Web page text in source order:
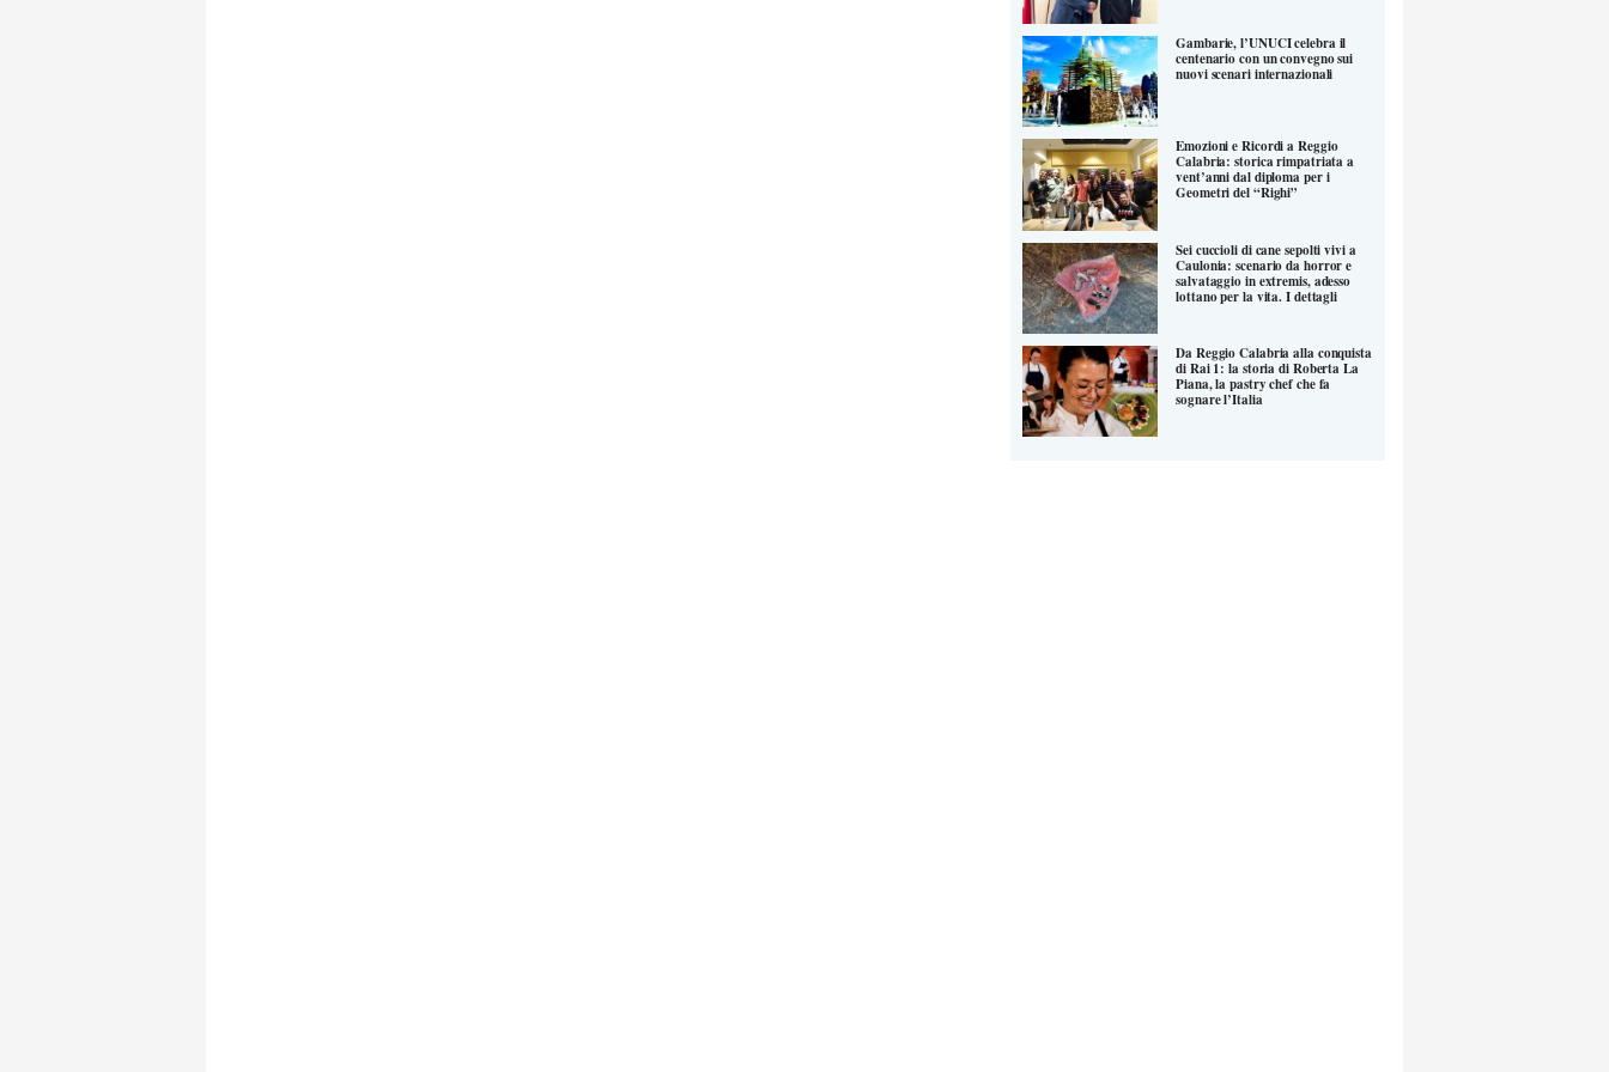
Gambarie, l’UNUCI celebra il
centenario con un convegno sui
nuovi scenari internazionali
Emozioni e Ricordi a Reggio
Calabria: storica rimpatriata a
vent’anni dal diploma per i
Geometri del “Righi”
Sei cuccioli di cane sepolti vivi a
Caulonia: scenario da horror e
salvataggio in extremis, adesso
lottano per la vita. I dettagli
Da Reggio Calabria alla conquista
di Rai 1: la storia di Roberta La
Piana, la pastry chef che fa
sognare l’Italia